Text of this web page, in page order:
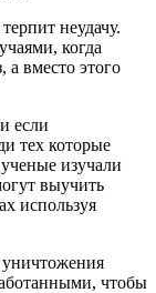
неудачу.
когда
а вместо этого
если
тех которые
изучали
выучить
используя
уничтожения
чтобы